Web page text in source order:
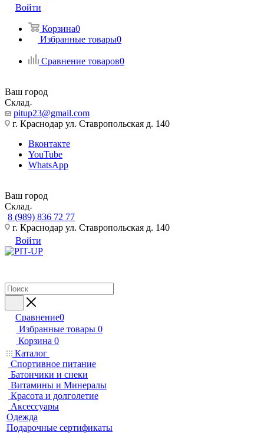
Войти
Корзина0
Избранные товары0
Сравнение товаров0
Ваш город
Склад
pitup23@gmail.com
г. Краснодар ул. Ставропольская д. 140
Вконтакте
YouTube
WhatsApp
Ваш город
Склад
8 (989) 836 72 77
г. Краснодар ул. Ставропольская д. 140
Войти
Сравнение0
Избранные товары 0
Корзина 0
Каталог
Спортивное питание
Батончики и снеки
Витамины и Минералы
Красота и долголетие
Аксессуары
Одежда
Подарочные сертификаты